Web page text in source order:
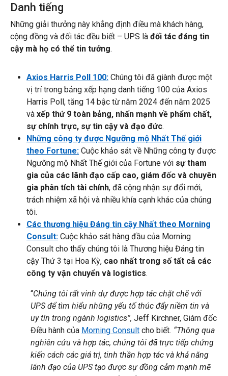
Danh tiếng
Những giải thưởng này khẳng định điều mà khách hàng,
cộng đồng và đối tác đều biết – UPS là đối tác đáng tin
cậy mà họ có thể tin tưởng.
Axios Harris Poll 100: Chúng tôi đã giành được một
vị trí trong bảng xếp hạng danh tiếng 100 của Axios
Harris Poll, tăng 14 bậc từ năm 2024 đến năm 2025
và xếp thứ 9 toàn bảng, nhấn mạnh về phẩm chất,
sự chính trực, sự tin cậy và đạo đức.
Những công ty được Ngưỡng mộ Nhất Thế giới
theo Fortune: Cuộc khảo sát về Những công ty được
Ngưỡng mộ Nhất Thế giới của Fortune với sự tham
gia của các lãnh đạo cấp cao, giám đốc và chuyên
gia phân tích tài chính, đã cộng nhận sự đổi mới,
trách nhiệm xã hội và nhiều khía cạnh khác của chúng
tôi.
Các thương hiệu Đáng tin cậy Nhất theo Morning
Consult: Cuộc khảo sát hàng đầu của Morning
Consult cho thấy chúng tôi là Thương hiệu Đáng tin
cậy Thứ 3 tại Hoa Kỳ, cao nhất trong số tất cả các
công ty vận chuyển và logistics.
“Chúng tôi rất vinh dự được hợp tác chặt chẽ với
UPS để tìm hiểu những yếu tố thúc đẩy niềm tin và
uy tín trong ngành logistics”, Jeff Kirchner, Giám đốc
Điều hành của Morning Consult cho biết. “Thông qua
nghiên cứu và hợp tác, chúng tôi đã trực tiếp chứng
kiến cách các giá trị, tinh thần hợp tác và khả năng
lãnh đạo của UPS tạo được sự đồng cảm mạnh mẽ